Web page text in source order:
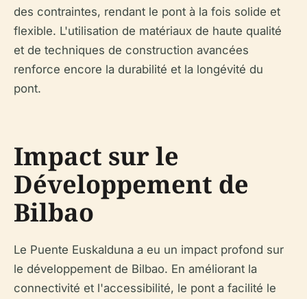
des contraintes, rendant le pont à la fois solide et
flexible. L'utilisation de matériaux de haute qualité
et de techniques de construction avancées
renforce encore la durabilité et la longévité du
pont.
Impact sur le
Développement de
Bilbao
Le Puente Euskalduna a eu un impact profond sur
le développement de Bilbao. En améliorant la
connectivité et l'accessibilité, le pont a facilité le